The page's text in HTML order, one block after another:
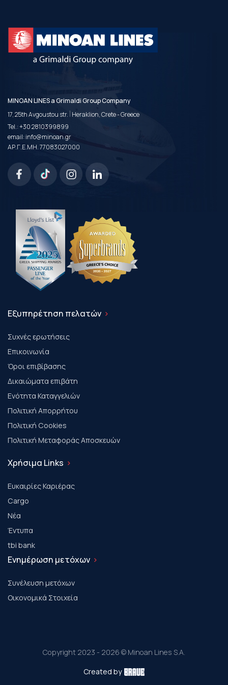
MINOAN LINES a Grimaldi Group Company
17, 25th Avgoustou str. | Heraklion, Crete - Greece
Tel.:+30 2810399899
email:info@minoan.gr
ΑΡ.Γ.Ε.ΜΗ. 77083027000
Εξυπηρέτηση πελατών
Συχνές ερωτήσεις
Επικοινωνία
Όροι επιβίβασης
Δικαιώματα επιβάτη
Ενότητα Καταγγελιών
Πολιτική Απορρήτου
Πολιτική Cookies
Πολιτική Μεταφοράς Αποσκευών
Χρήσιμα Links
Ευκαιρίες Καριέρας
Cargo
Νέα
Έντυπα
tbi bank
Ενημέρωση μετόχων
Συνέλευση μετόχων
Οικονομικά Στοιχεία
Copyright 2023 - 2026 © Minoan Lines S.A.
Created by